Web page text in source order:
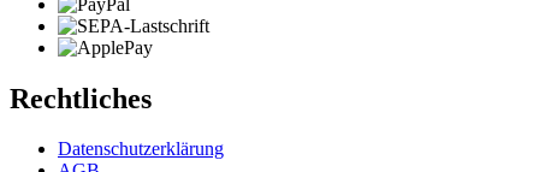
Rechtliches
Datenschutzerklärung